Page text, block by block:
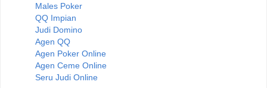
Males Poker
QQ Impian
Judi Domino
Agen QQ
Agen Poker Online
Agen Ceme Online
Seru Judi Online